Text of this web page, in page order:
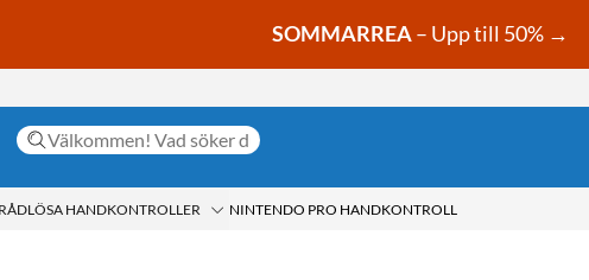
SOMMARREA– Upp till 50% →
HANDKONTROLLER NINTENDO PRO HANDKONTROLL